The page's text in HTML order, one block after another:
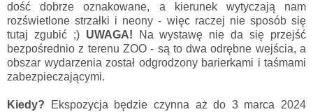
dość dobrze oznakowane, a kierunek wytyczają nam
rozświetlone strzałki i neony - więc raczej nie sposób się
tutaj zgubić ;) UWAGA!
Na wystawę nie da się przejść
bezpośrednio z terenu ZOO - są to dwa odrębne wejścia, a
obszar wydarzenia został odgrodzony barierkami i taśmami
zabezpieczającymi.
Kiedy?
Ekspozycja będzie czynna aż do 3 marca 2024